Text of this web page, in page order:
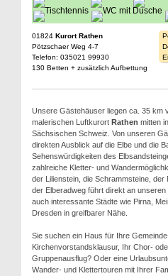
01824 Kurort Rathen
Pötzschaer Weg 4-7
Telefon: 035021 99930
130 Betten + zusätzlich Aufbettung
Unsere Gästehäuser liegen ca. 35 km
malerischen Luftkurort Rathen mitten
Sächsischen Schweiz. Von unseren
direkten Ausblick auf die Elbe und die
Sehenswürdigkeiten des
zahlreiche Kletter- und
der Lilienstein, die Schrammsteine, der
der Elberadweg führt direkt an
auch interessante Städte wie Pirna,
Dresden in greifbarer Nähe.
Sie suchen ein Haus für Ihre
Kirchenvorstandsklausur, Ihr Chor-
Gruppenausflug? Oder eine
Wander- und Klettertouren mit Ihrer